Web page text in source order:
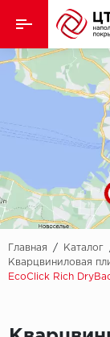
Назад
Кварцвиниловая
Ламинат
Ковролин
Линолеум
Паркет
Паркетная доска
Главная / Каталог
Кварцвиниловая
EcoClick Rich